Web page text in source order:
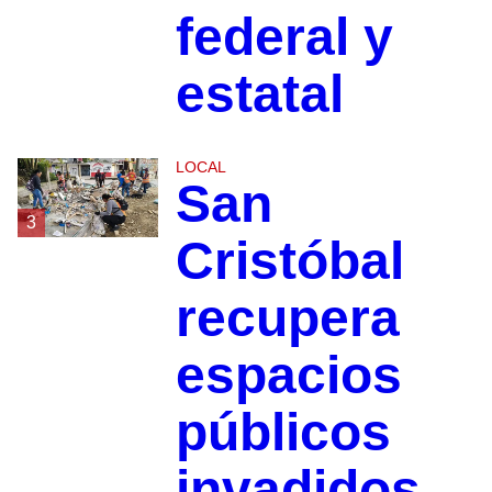
federal y
estatal
3
LOCAL
San
Cristóbal
recupera
espacios
públicos